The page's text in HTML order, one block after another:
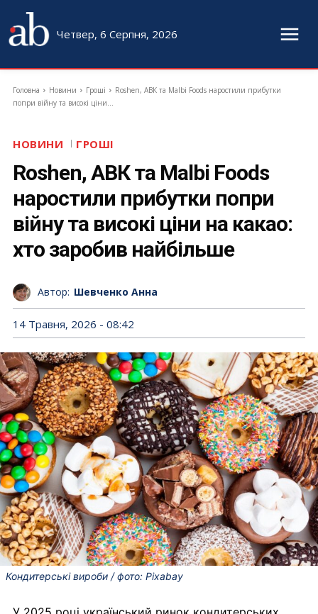
Четвер, 6 Серпня, 2026
Головна Новини Гроші
Roshen, АВК та Malbi Foods наростили прибутки
попри війну та високі ціни...
НОВИНИ ГРОШІ
Roshen, АВК та Malbi Foods
наростили прибутки попри
війну та високі ціни на какао:
хто заробив найбільше
Автор: Шевченко Анна
14 Травня, 2026 - 08:42
Кондитерські вироби / фото: Pixabay